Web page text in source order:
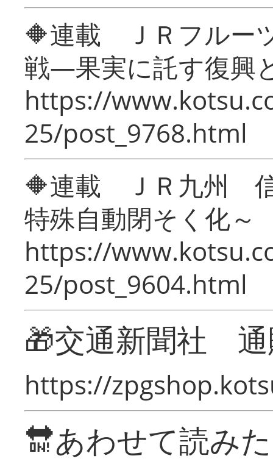
🔶連載 ＪＲフルー
戦―果実に託す復興
https://
25/post_9768.html
🔶連載 ＪＲ九州 信
特殊自動閉そく化～
https://
25/post_9604.html
🎁交通新聞社
https://
🔛あわせて読み